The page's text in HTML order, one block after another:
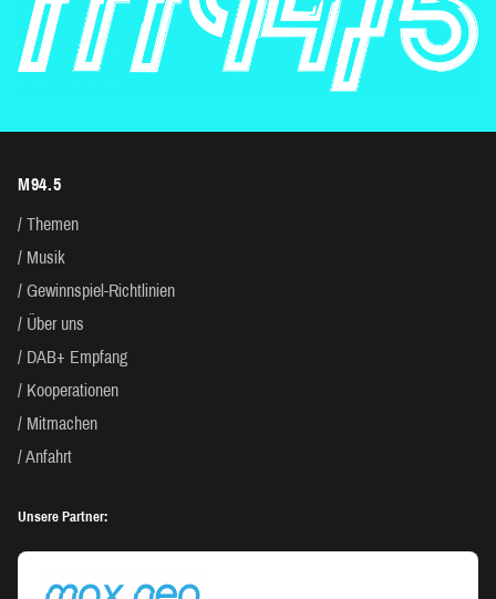
M94.5
Themen
Musik
Gewinnspiel-Richtlinien
Über uns
DAB+ Empfang
Kooperationen
Mitmachen
Anfahrt
Unsere Partner: